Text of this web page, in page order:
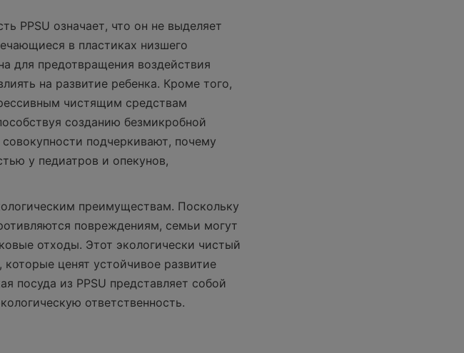
PPSU означает, что он не выделяет
в пластиках низшего
для предотвращения воздействия
на развитие ребенка. Кроме того,
чистящим средствам
созданию безмикробной
подчеркивают, почему
у педиатров и опекунов,
преимуществам. Поскольку
повреждениям, семьи могут
отходы. Этот экологически чистый
которые ценят устойчивое развитие
посуда из PPSU представляет собой
ответственность.